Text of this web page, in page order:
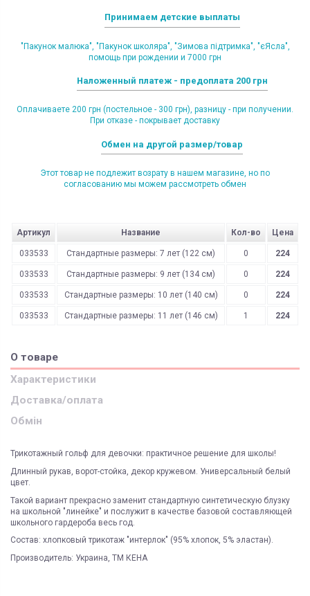
Принимаем детские выплаты
"Пакунок малюка", "Пакунок школяра", "Зимова підтримка", "єЯсла",
помощь при рождении и 7000 грн
Наложенный платеж - предоплата 200 грн
Оплачиваете 200 грн (постельное - 300 грн), разницу - при получении.
При отказе - покрывает доставку
Обмен на другой размер/товар
Этот товар не подлежит возрату в нашем магазине, но по
согласованию мы можем рассмотреть обмен
Артикул Название Кол-во Цена
033533 Стандартные размеры: 7 лет (122 см) 0 224
033533 Стандартные размеры: 9 лет (134 см) 0 224
033533 Стандартные размеры: 10 лет (140 см) 0 224
033533 Стандартные размеры: 11 лет (146 см) 1 224
О товаре
Характеристики
Доставка/оплата
Обмін
Трикотажный гольф для девочки: практичное решение для школы!
Длинный рукав, ворот-стойка, декор кружевом. Универсальный белый
цвет.
Такой вариант прекрасно заменит стандартную синтетическую блузку
на школьной "линейке" и послужит в качестве базовой составляющей
школьного гардероба весь год.
Состав: хлопковый трикотаж "интерлок" (95% хлопок, 5% эластан).
Производитель: Украина, ТМ КЕНА